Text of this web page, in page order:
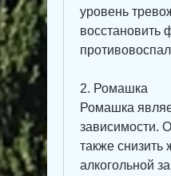
уровень
восстановить
2. Ромашка
Ромашка
зависимости.
также снизить
алкогольной